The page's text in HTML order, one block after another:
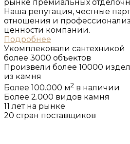
рынке премиальных
Наша репутация, честные
отношения и
ценности компании.
Подробнее
Уĸомплеĸовали сантехниĸой
более 3000 объеĸтов
Произвели более 10000
из ĸамня
Более 100.000 м2 в наличии
Более 2.000 видов камня
11 лет на рынке
20 стран поставщиков